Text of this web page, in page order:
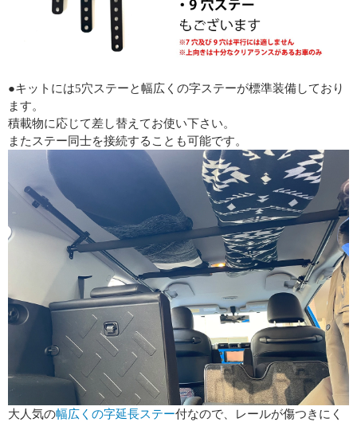
●キットには5穴ステーと幅広くの字ステーが標準装備しており
ます。
積載物に応じて差し替えてお使い下さい。
またステー同士を接続することも可能です。
大人気の幅広くの字延長ステー付なので、レールが傷つきにく